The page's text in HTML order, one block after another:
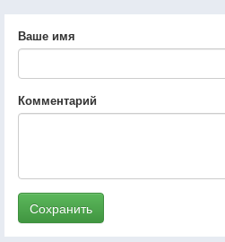
Ваше имя
Комментарий
Сохранить